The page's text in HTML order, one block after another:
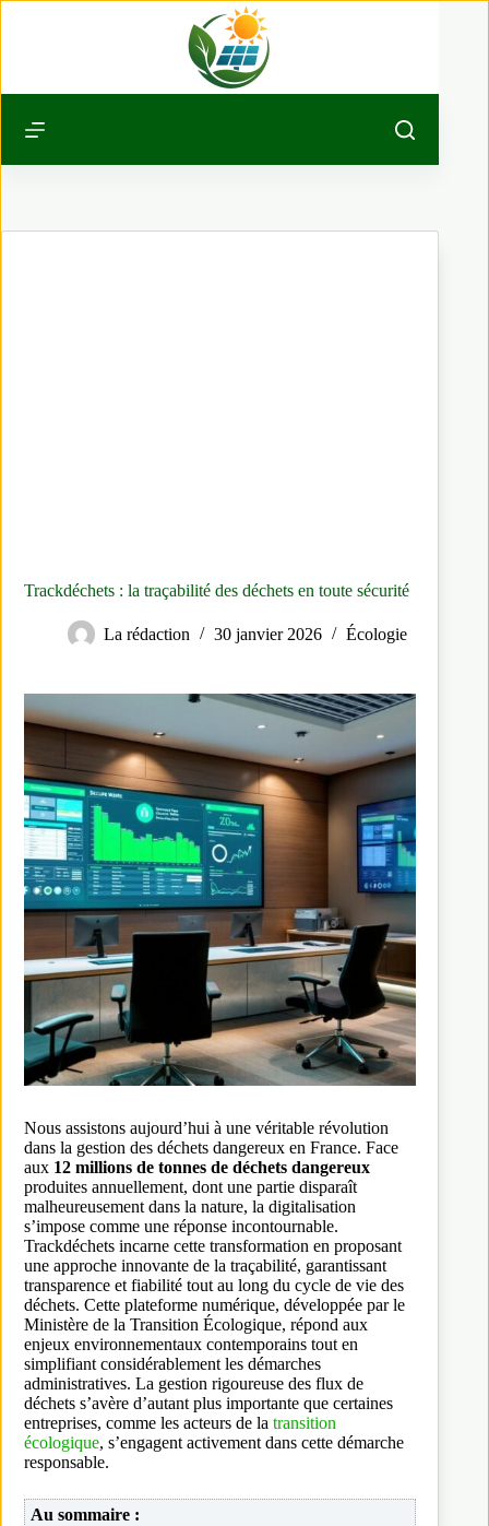
Trackdéchets : la traçabilité des déchets en toute sécurité
La rédaction 30 janvier 2026 Écologie
Nous assistons aujourd’hui à une véritable révolution
dans la gestion des déchets dangereux en France. Face
aux 12 millions de tonnes de déchets dangereux
produites annuellement, dont une partie disparaît
malheureusement dans la nature, la digitalisation
s’impose comme une réponse incontournable.
Trackdéchets incarne cette transformation en proposant
une approche innovante de la traçabilité, garantissant
transparence et fiabilité tout au long du cycle de vie des
déchets. Cette plateforme numérique, développée par le
Ministère de la Transition Écologique, répond aux
enjeux environnementaux contemporains tout en
simplifiant considérablement les démarches
administratives. La gestion rigoureuse des flux de
déchets s’avère d’autant plus importante que certaines
entreprises, comme les acteurs de la transition
écologique, s’engagent activement dans cette démarche
responsable.
Au sommaire :